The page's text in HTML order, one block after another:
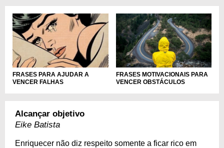
FRASES PARA AJUDAR A
VENCER FALHAS
FRASES MOTIVACIONAIS PARA
VENCER OBSTÁCULOS
Alcançar objetivo
Eike Batista
Enriquecer não diz respeito somente a ficar rico em